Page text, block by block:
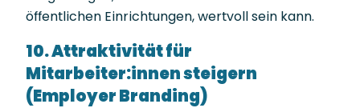
öffentlichen Einrichtungen, wertvoll sein kann.
10. Attraktivität für
Mitarbeiter:innen steigern
(Employer Branding)